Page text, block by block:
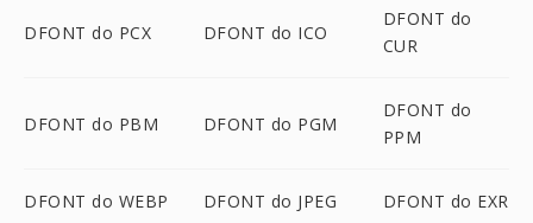
DFONT do PCX DFONT do ICO
DFONT do
CUR
DFONT do PBM DFONT do PGM
DFONT do
PPM
DFONT do WEBP DFONT do JPEG DFONT do EXR